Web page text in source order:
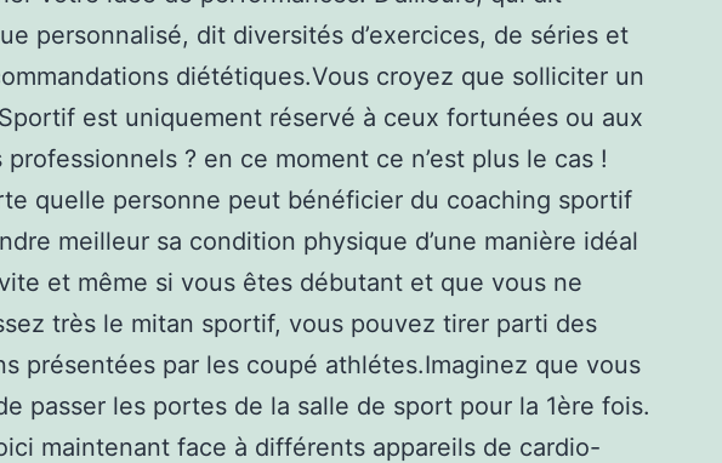
personnalisé, dit diversités d’exercices, de séries et
diététiques.Vous croyez que solliciter un
est uniquement réservé à ceux fortunées ou aux
? en ce moment ce n’est plus le cas !
quelle personne peut bénéficier du coaching sportif
meilleur sa condition physique d’une manière idéal
et même si vous êtes débutant et que vous ne
très le mitan sportif, vous pouvez tirer parti des
présentées par les coupé athlétes.Imaginez que vous
passer les portes de la salle de sport pour la 1ère fois.
maintenant face à différents appareils de cardio-